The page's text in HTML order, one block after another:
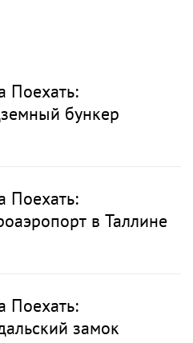
Поехать:
бункер
Поехать:
в Таллине
Поехать:
замок